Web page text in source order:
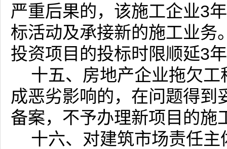
严重后果的，该施工企业3
标活动及承接新的施工业务
投资项目的投标时限顺延3
十五、房地产企业拖欠
成恶劣影响的，在问题得到
备案，不予办理新项目的施
十六、对建筑市场责任